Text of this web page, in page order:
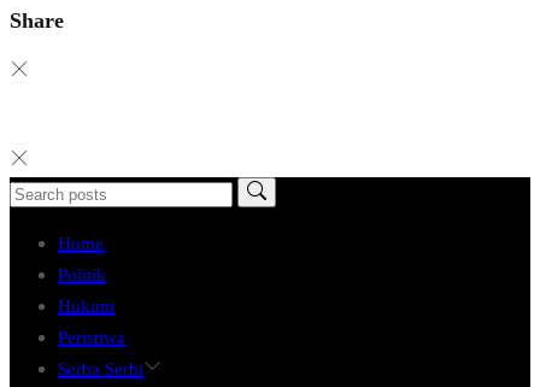
Share
Home
Politik
Hukum
Peristiwa
Serba Serbi